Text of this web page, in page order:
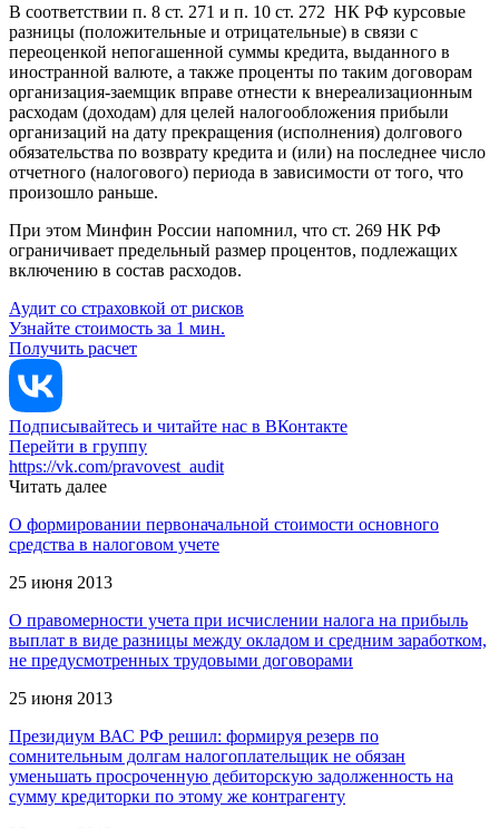
В соответствии п. 8 ст. 271 и п. 10 ст. 272 НК РФ курсовые
разницы (положительные и отрицательные) в связи с
переоценкой непогашенной суммы кредита, выданного в
иностранной валюте, а также проценты по таким договорам
организация-заемщик вправе отнести к внереализационным
расходам (доходам) для целей налогообложения прибыли
организаций на дату прекращения (исполнения) долгового
обязательства по возврату кредита и (или) на последнее число
отчетного (налогового) периода в зависимости от того, что
произошло раньше.
При этом Минфин России напомнил, что ст. 269 НК РФ
ограничивает предельный размер процентов, подлежащих
включению в состав расходов.
Аудит со страховкой от рисков
Узнайте стоимость за 1 мин.
Получить расчет
Подписывайтесь и читайте нас в ВКонтакте
Перейти в группу
https://vk.com/pravovest_audit
Читать далее
О формировании первоначальной стоимости основного
средства в налоговом учете
25 июня 2013
О правомерности учета при исчислении налога на прибыль
выплат в виде разницы между окладом и средним заработком,
не предусмотренных трудовыми договорами
25 июня 2013
Президиум ВАС РФ решил: формируя резерв по
сомнительным долгам налогоплательщик не обязан
уменьшать просроченную дебиторскую задолженность на
сумму кредиторки по этому же контрагенту